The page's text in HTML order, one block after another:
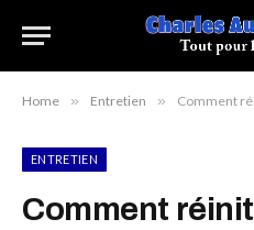
Home » Entretien » Comment
ENTRETIEN
Comment